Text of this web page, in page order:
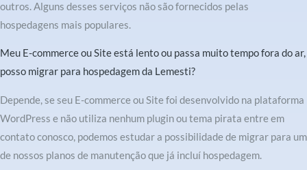
outros. Alguns desses serviços não são fornecidos pelas
hospedagens mais populares.
Meu E-commerce ou Site está lento ou passa muito tempo fora do ar,
posso migrar para hospedagem da Lemesti?
Depende, se seu E-commerce ou Site foi desenvolvido na plataforma
WordPress e não utiliza nenhum plugin ou tema pirata entre em
contato conosco, podemos estudar a possibilidade de migrar para um
de nossos planos de manutenção que já incluí hospedagem.